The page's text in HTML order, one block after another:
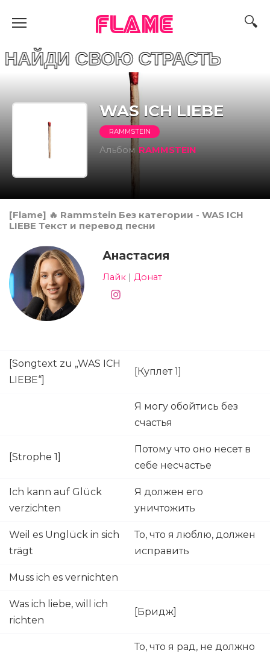
FLAME
СВОЮ СТРАСТЬ
WAS ICH LIEBE
RAMMSTEIN
Альбом RAMMSTEIN
[Flame] 🔥 Rammstein Без категории - WAS ICH
LIEBE Текст и перевод песни
Анастасия
Лайк | Донат
[Songtext zu „WAS ICH
LIEBE“]
[Куплет 1]
Я могу обойтись без
счастья
[Strophe 1]
Потому что оно несет в
себе несчастье
Ich kann auf Glück
verzichten
Я должен его
уничтожить
Weil es Unglück in sich
trägt
То, что я люблю, должен
исправить
Muss ich es vernichten
Was ich liebe, will ich
richten
[Бридж]
То, что я рад, не должно